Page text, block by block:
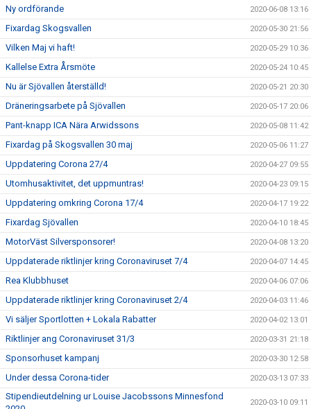
Ny ordförande 2020-06-08 13:16
Fixardag Skogsvallen 2020-05-30 21:56
Vilken Maj vi haft! 2020-05-29 10:36
Kallelse Extra Årsmöte 2020-05-24 10:45
Nu är Sjövallen återställd! 2020-05-21 20:30
Dräneringsarbete på Sjövallen 2020-05-17 20:06
Pant-knapp ICA Nära Arwidssons 2020-05-08 11:42
Fixardag på Skogsvallen 30 maj 2020-05-06 11:27
Uppdatering Corona 27/4 2020-04-27 09:55
Utomhusaktivitet, det uppmuntras! 2020-04-23 09:15
Uppdatering omkring Corona 17/4 2020-04-17 19:22
Fixardag Sjövallen 2020-04-10 18:45
MotorVäst Silversponsorer! 2020-04-08 13:20
Uppdaterade riktlinjer kring Coronaviruset 7/4 2020-04-07 14:45
Rea Klubbhuset 2020-04-06 07:06
Uppdaterade riktlinjer kring Coronaviruset 2/4 2020-04-03 11:46
Vi säljer Sportlotten + Lokala Rabatter 2020-04-02 13:01
Riktlinjer ang Coronaviruset 31/3 2020-03-31 21:18
Sponsorhuset kampanj 2020-03-30 12:58
Under dessa Corona-tider 2020-03-13 07:33
Stipendieutdelning ur Louise Jacobssons Minnesfond
2020-03-10 09:11